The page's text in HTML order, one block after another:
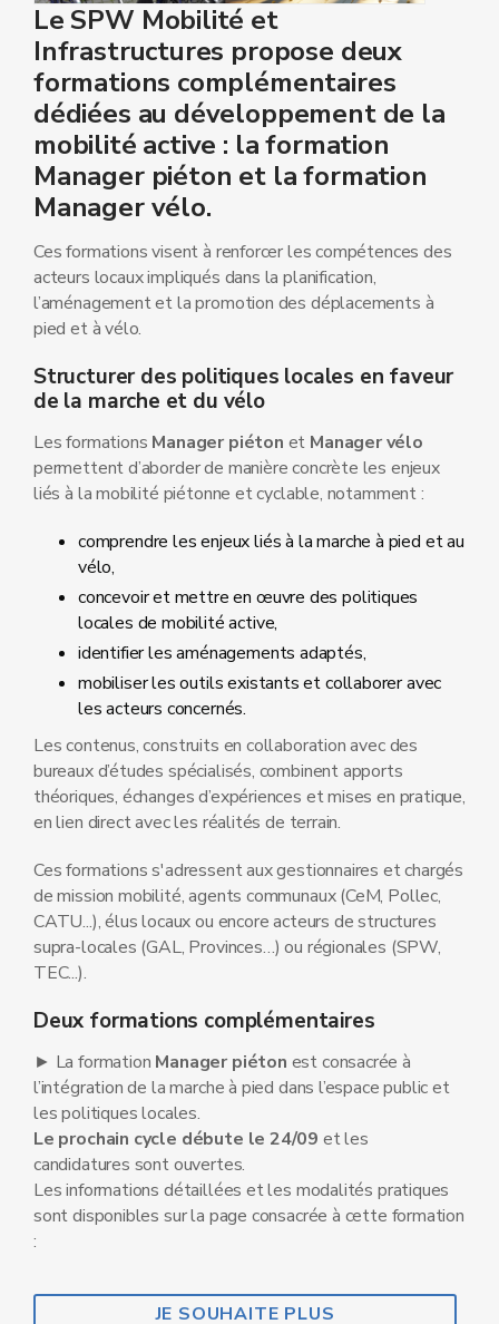
Le SPW Mobilité et
Infrastructures propose deux
formations complémentaires
dédiées au développement de la
mobilité active : la formation
Manager piéton et la formation
Manager vélo.
Ces formations visent à renforcer les compétences des
acteurs locaux impliqués dans la planification,
l’aménagement et la promotion des déplacements à
pied et à vélo.
Structurer des politiques locales en faveur
de la marche et du vélo
Les formations Manager piéton et Manager vélo
permettent d’aborder de manière concrète les enjeux
liés à la mobilité piétonne et cyclable, notamment :
comprendre les enjeux liés à la marche à pied et au
vélo,
concevoir et mettre en œuvre des politiques
locales de mobilité active,
identifier les aménagements adaptés,
mobiliser les outils existants et collaborer avec
les acteurs concernés.
Les contenus, construits en collaboration avec des
bureaux d’études spécialisés, combinent apports
théoriques, échanges d’expériences et mises en pratique,
en lien direct avec les réalités de terrain.
Ces formations s'adressent aux gestionnaires et chargés
de mission mobilité, agents communaux (CeM, Pollec,
CATU...), élus locaux ou encore acteurs de structures
supra-locales (GAL, Provinces…) ou régionales (SPW,
TEC...).
Deux formations complémentaires
► La formation Manager piéton est consacrée à
l’intégration de la marche à pied dans l’espace public et
les politiques locales.
Le prochain cycle débute le 24/09 et les
candidatures sont ouvertes.
Les informations détaillées et les modalités pratiques
sont disponibles sur la page consacrée à cette formation
:
JE SOUHAITE PLUS